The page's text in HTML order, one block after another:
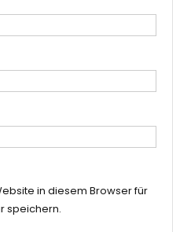
in diesem Browser für
speichern.